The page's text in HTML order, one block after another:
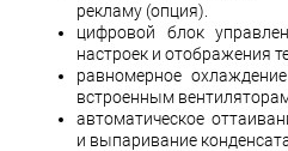
рекламу (опция).
цифровой блок
настроек и отображения
равномерное
встроенным
автоматическое
и выпаривание